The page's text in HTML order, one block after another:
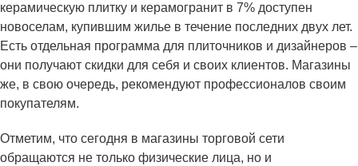
керамическую плитку и керамогранит в 7% доступен
новоселам, купившим жилье в течение последних двух лет.
Есть отдельная программа для плиточников и дизайнеров –
они получают скидки для себя и своих клиентов. Магазины
же, в свою очередь, рекомендуют профессионалов своим
покупателям.
Отметим, что сегодня в магазины торговой сети
обращаются не только физические лица, но и